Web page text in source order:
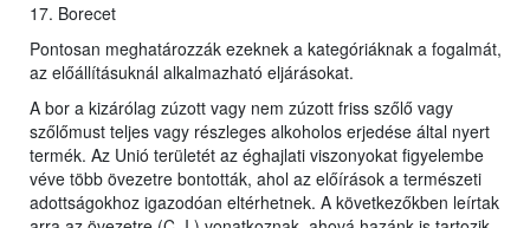
17. Borecet
Pontosan meghatározzák ezeknek a kategóriáknak a fogalmát,
az előállításuknál alkalmazható eljárásokat.
A bor a kizárólag zúzott vagy nem zúzott friss szőlő vagy
szőlőmust teljes vagy részleges alkoholos erjedése által nyert
termék. Az Unió területét az éghajlati viszonyokat figyelembe
véve több övezetre bontották, ahol az előírások a természeti
adottságokhoz igazodóan eltérhetnek. A következőkben leírtak